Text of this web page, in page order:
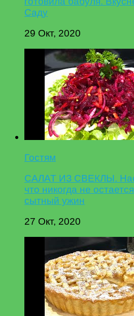
Саду
29 Окт, 2020
Гостям
САЛАТ ИЗ СВЕКЛЫ.
что никогда не
сытный ужин
27 Окт, 2020